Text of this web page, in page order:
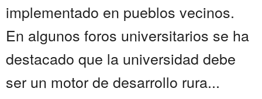
implementado en pueblos vecinos.
En algunos foros universitarios se ha
destacado que la universidad debe
ser un motor de desarrollo rura...